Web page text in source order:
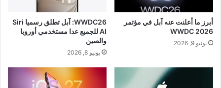
أبرز ما أعلنت عنه آبل في مؤتمر
WWDC 2026
يونيو 9, 2026
WWDC26: آبل تطلق رسميا Siri
AI للجميع عدا مستخدمي أوروبا
والصين
يونيو 8, 2026